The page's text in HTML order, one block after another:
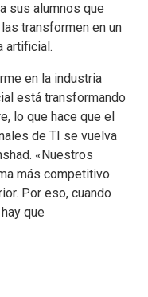
sus alumnos que
transformen en un
artificial.
en la industria
está transformando
lo que hace que el
de TI se vuelva
«Nuestros
más competitivo
Por eso, cuando
que